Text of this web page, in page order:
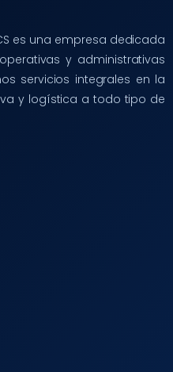
es una empresa dedicada
y administrativas
servicios integrales en la
y logística a todo tipo de